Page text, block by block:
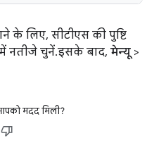
के लिए, सीटीएस की पुष्टि
नतीजे चुनें. इसके बाद, मेन्यू>
मदद मिली?